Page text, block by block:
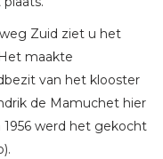
Zuid ziet u het
maakte
van het klooster
de Mamuchet hier
1956 werd het gekocht